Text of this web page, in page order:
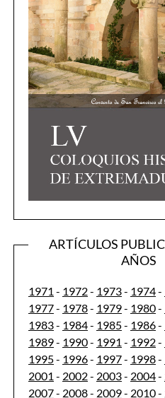
ARTÍCULOS
AÑOS
1971 - 1972- 1973- 1974-
1977- 1978- 1979- 1980-
1983- 1984- 1985- 1986-
1989- 1990- 1991 - 1992-
1995- 1996- 1997- 1998-
2001 - 2002- 2003- 2004-
2007- 2008- 2009- 2010-